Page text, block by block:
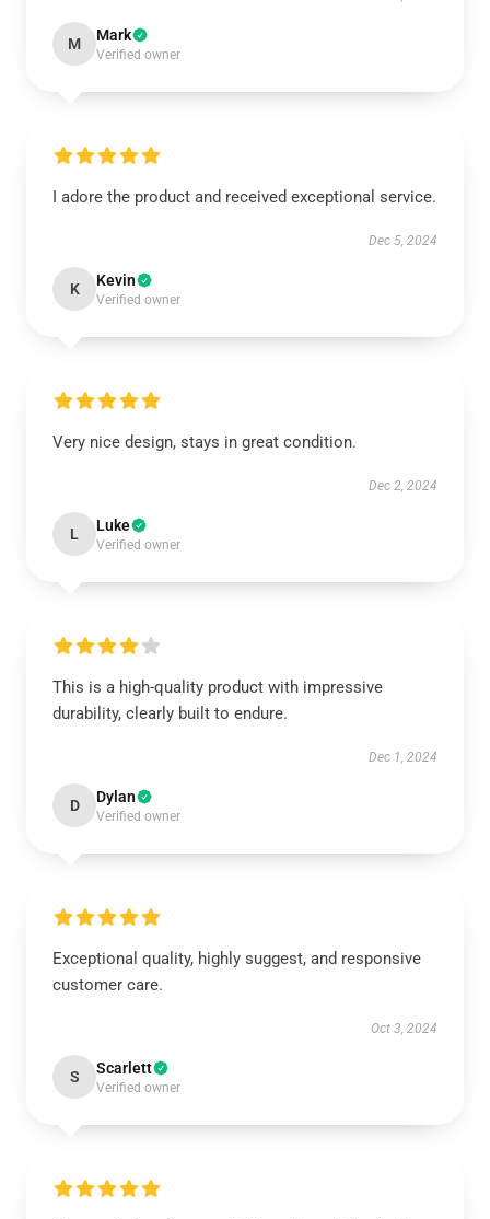
M Mark
Verified owner
I adore the product and received exceptional service.
Dec 5, 2024
K Kevin
Verified owner
Very nice design, stays in great condition.
Dec 2, 2024
L Luke
Verified owner
This is a high-quality product with impressive
durability, clearly built to endure.
Dec 1, 2024
D Dylan
Verified owner
Exceptional quality, highly suggest, and responsive
customer care.
Oct 3, 2024
S Scarlett
Verified owner